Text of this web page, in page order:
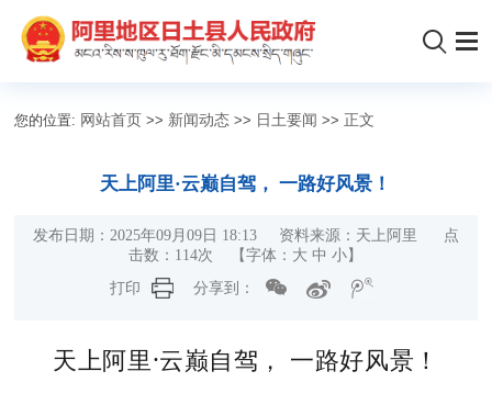
您的位置: 网站首页 >> 新闻动态 >> 日土要闻 >> 正文
天上阿里·云巅自驾， 一路好风景！
发布日期：2025年09月09日 18:13 资料来源：天上阿里 点
击数： 114次 【字体： 大 中 小 】
打印
分享到：
天上阿里·云巅自驾， 一路好风景！